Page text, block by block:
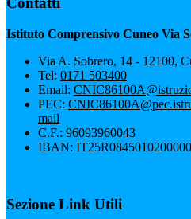
Istituto Comprensivo Cuneo Via
Via A. Sobrero, 14 - 12100,
Tel: 0171 503400
Email:
PEC:
mail
C.F.: 96093960043
IBAN:
Sezione Link Utili